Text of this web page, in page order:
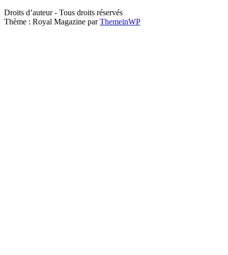
Droits d’auteur - Tous droits réservés
Thème : Royal Magazine parThemeinWP